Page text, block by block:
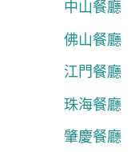
中山餐廳
佛山餐廳
江門餐廳
珠海餐廳
肇慶餐廳